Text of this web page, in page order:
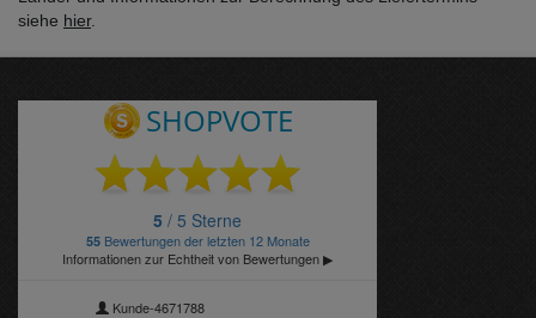
siehe hier.